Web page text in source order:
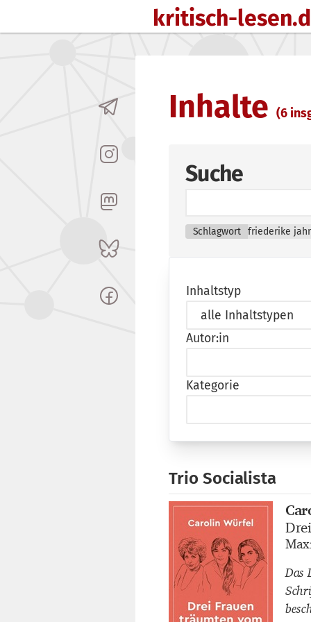
kritisch-
Inhalte (6
Suche
Schlagwort friederike
Inhaltstyp
Autor:in
Kategorie
Trio Socialista
Das